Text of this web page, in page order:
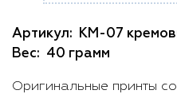
Артикул: КМ-07
Вес: 40 грамм
Оригинальные принты